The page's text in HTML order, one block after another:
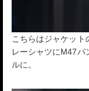
こちらはジャケッ
レーシャツにM47パ
ルに。